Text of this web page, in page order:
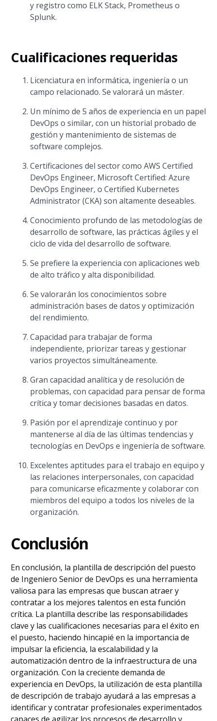
y registro como ELK Stack, Prometheus o
Splunk.
Cualificaciones requeridas
Licenciatura en informática, ingeniería o un
campo relacionado. Se valorará un máster.
Un mínimo de 5 años de experiencia en un papel
DevOps o similar, con un historial probado de
gestión y mantenimiento de sistemas de
software complejos.
Certificaciones del sector como AWS Certified
DevOps Engineer, Microsoft Certified: Azure
DevOps Engineer, o Certified Kubernetes
Administrator (CKA) son altamente deseables.
Conocimiento profundo de las metodologías de
desarrollo de software, las prácticas ágiles y el
ciclo de vida del desarrollo de software.
Se prefiere la experiencia con aplicaciones web
de alto tráfico y alta disponibilidad.
Se valorarán los conocimientos sobre
administración bases de datos y optimización
del rendimiento.
Capacidad para trabajar de forma
independiente, priorizar tareas y gestionar
varios proyectos simultáneamente.
Gran capacidad analítica y de resolución de
problemas, con capacidad para pensar de forma
crítica y tomar decisiones basadas en datos.
Pasión por el aprendizaje continuo y por
mantenerse al día de las últimas tendencias y
tecnologías en DevOps e ingeniería de software.
Excelentes aptitudes para el trabajo en equipo y
las relaciones interpersonales, con capacidad
para comunicarse eficazmente y colaborar con
miembros del equipo a todos los niveles de la
organización.
Conclusión
En conclusión, la plantilla de descripción del puesto
de Ingeniero Senior de DevOps es una herramienta
valiosa para las empresas que buscan atraer y
contratar a los mejores talentos en esta función
crítica. La plantilla describe las responsabilidades
clave y las cualificaciones necesarias para el éxito en
el puesto, haciendo hincapié en la importancia de
impulsar la eficiencia, la escalabilidad y la
automatización dentro de la infraestructura de una
organización. Con la creciente demanda de
experiencia en DevOps, la utilización de esta plantilla
de descripción de trabajo ayudará a las empresas a
identificar y contratar profesionales experimentados